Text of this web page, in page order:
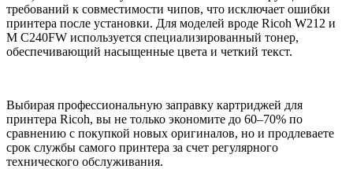
требований к совместимости чипов, что исключает ошибки
принтера после установки. Для моделей вроде Ricoh W212 и
M C240FW используется специализированный тонер,
обеспечивающий насыщенные цвета и четкий текст.
Выбирая профессиональную заправку картриджей для
принтера Ricoh, вы не только экономите до 60–70% по
сравнению с покупкой новых оригиналов, но и продлеваете
срок службы самого принтера за счет регулярного
технического обслуживания.